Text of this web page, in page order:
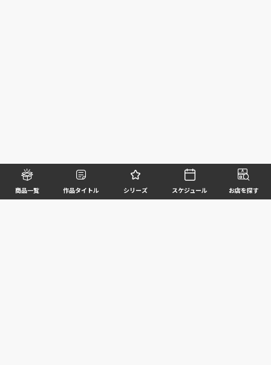
商品一覧 作品タイトル シリーズ スケジュール お店を探す